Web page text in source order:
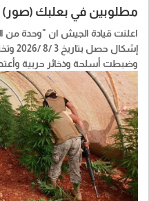
مطلوبين في بعلبك (صور)
اعلنت قيادة الجيش ان "وحدة
مزروعة بالماريجوانا".